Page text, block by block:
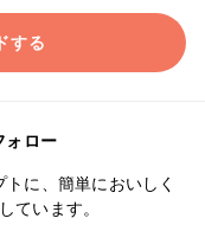
する
ォロー
に、簡単においしく
ています。